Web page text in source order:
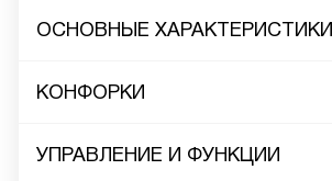
ОСНОВНЫЕ ХАРАКТЕРИСТИКИ
КОНФОРКИ
УПРАВЛЕНИЕ И ФУНКЦИИ